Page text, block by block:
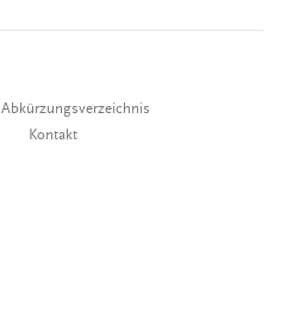
Abkürzungsverzeichnis
Kontakt